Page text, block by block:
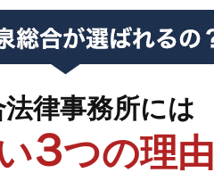
法律事務所には
３つの理由